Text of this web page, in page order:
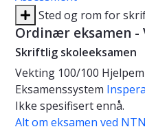
Sted og rom for
Ordinær eksamen -
Skriftlig skoleeksamen
Vekting 100/100
Eksamenssystem
Ikke spesifisert ennå.
Alt om eksamen ved